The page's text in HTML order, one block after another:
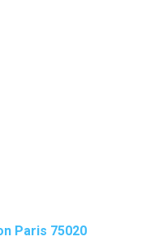
Paris 75020